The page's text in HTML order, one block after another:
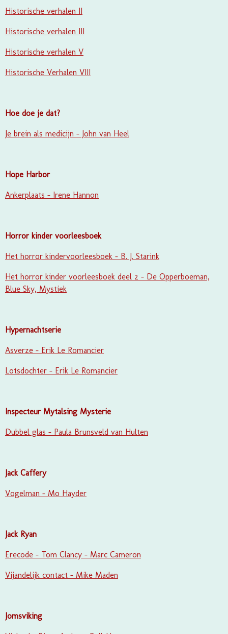
Historische verhalen II
Historische verhalen III
Historische verhalen V
Historische Verhalen VIII
Hoe doe je dat?
Je brein als medicijn - John van Heel
Hope Harbor
Ankerplaats - Irene Hannon
Horror kinder voorleesboek
Het horror kindervoorleesboek - B. J. Starink
Het horror kinder voorleesboek deel 2 - De Opperboeman,
Blue Sky, Mystiek
Hypernachtserie
Asverze - Erik Le Romancier
Lotsdochter - Erik Le Romancier
Inspecteur Mytalsing Mysterie
Dubbel glas - Paula Brunsveld van Hulten
Jack Caffery
Vogelman - Mo Hayder
Jack Ryan
Erecode - Tom Clancy - Marc Cameron
Vijandelijk contact - Mike Maden
Jomsviking